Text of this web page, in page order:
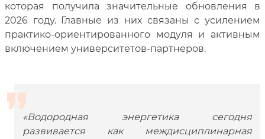
которая получила значительные обновления в
2026 году. Главные из них связаны с усилением
практико-ориентированного модуля и активным
включением университетов-партнеров.
«Водородная энергетика сегодня
развивается как междисциплинарная